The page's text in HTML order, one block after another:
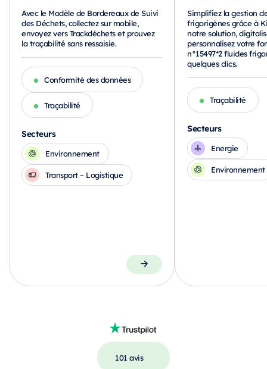
Avec le Modèle de Bordereaux de Suivi
des Déchets, collectez sur mobile,
envoyez vers Trackdéchets et prouvez
la traçabilité sans ressaisie.
Conformité des données
Traçabilité
Secteurs
Environnement
Transport – Logistique
Simplifiez la gestion
frigorigènes grâce à
notre solution,
personnalisez votre
n°15497*2 fluides
quelques clics.
Traçabilité
Secteurs
Energie
Environnement
101 avis